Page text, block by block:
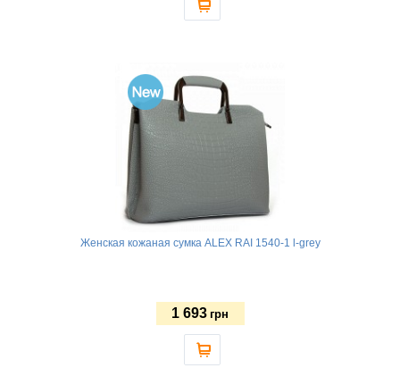
Женская кожаная сумка ALEX RAI 1540-1 l-grey
1 693 грн